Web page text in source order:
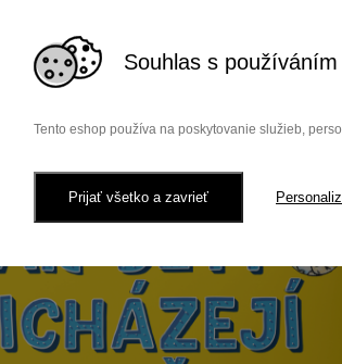
Souhlas s
Tento eshop používa na poskytovanie služieb,
Prijať všetko a zavrieť